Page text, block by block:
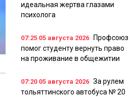
идеальная жертва глазами
психолога
07:25 05 августа 2026
Профсоюз
помог студенту вернуть право
на проживание в общежитии
07:20 05 августа 2026 За рулем
тольяттинского автобуса № 20